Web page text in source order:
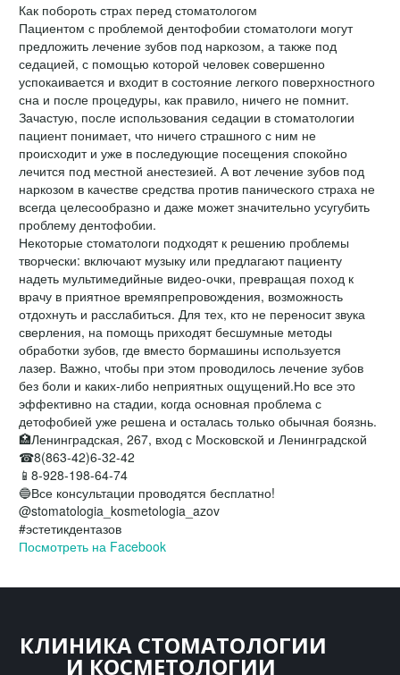
Как побороть страх перед стоматологом
Пациентом с проблемой дентофобии стоматологи могут
предложить лечение зубов под наркозом, а также под
седацией, с помощью которой человек совершенно
успокаивается и входит в состояние легкого поверхностного
сна и после процедуры, как правило, ничего не помнит.
Зачастую, после использования седации в стоматологии
пациент понимает, что ничего страшного с ним не
происходит и уже в последующие посещения спокойно
лечится под местной анестезией. А вот лечение зубов под
наркозом в качестве средства против панического страха не
всегда целесообразно и даже может значительно усугубить
проблему дентофобии.
Некоторые стоматологи подходят к решению проблемы
творчески: включают музыку или предлагают пациенту
надеть мультимедийные видео-очки, превращая поход к
врачу в приятное времяпрепровождения, возможность
отдохнуть и расслабиться. Для тех, кто не переносит звука
сверления, на помощь приходят бесшумные методы
обработки зубов, где вместо бормашины используется
лазер. Важно, чтобы при этом проводилось лечение зубов
без боли и каких-либо неприятных ощущений.Но все это
эффективно на стадии, когда основная проблема с
детофобией уже решена и осталась только обычная боязнь.
🏥Ленинградская, 267, вход с Московской и Ленинградской
☎8(863-42)6-32-42
📱8-928-198-64-74
🔵Все консультации проводятся бесплатно!
@stomatologia_kosmetologia_azov
#эстетикдентазов
Посмотреть на Facebook
КЛИНИКА СТОМАТОЛОГИИ
И КОСМЕТ­­ОЛОГИИ